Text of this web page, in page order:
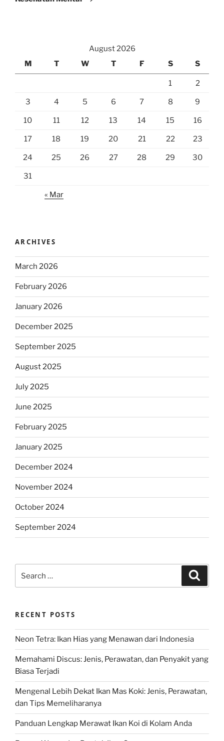
August 2026
M
T W T F S S
1 2
3 4 5 6 7 8 9
10 11 12 13 14 15 16
17 18 19 20 21 22 23
24 25 26 27 28 29 30
31
« Mar
ARCHIVES
March 2026
February 2026
January 2026
December 2025
September 2025
August 2025
July 2025
June 2025
February 2025
January 2025
December 2024
November 2024
October 2024
September 2024
for:
RECENT POSTS
Neon Tetra: Ikan Hias yang Menawan dari Indonesia
Memahami Discus: Jenis, Perawatan, dan Penyakit yang
Biasa Terjadi
Mengenal Lebih Dekat Ikan Mas Koki: Jenis, Perawatan,
dan Tips Memeliharanya
Panduan Lengkap Merawat Ikan Koi di Kolam Anda